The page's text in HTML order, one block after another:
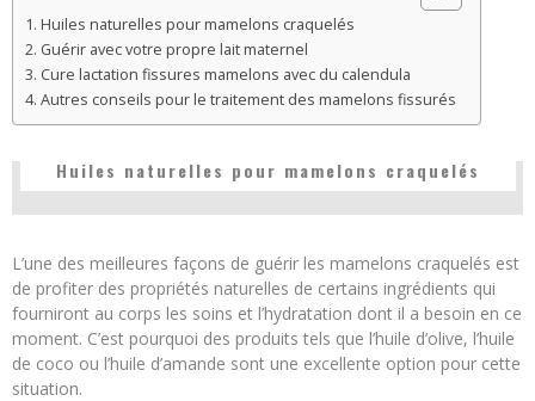
Huiles naturelles pour mamelons craquelés
Guérir avec votre propre lait maternel
Cure lactation fissures mamelons avec du calendula
Autres conseils pour le traitement des mamelons fissurés
Huiles naturelles pour mamelons craquelés
L’une des meilleures façons de guérir les mamelons craquelés est
de profiter des propriétés naturelles de certains ingrédients qui
fourniront au corps les soins et l’hydratation dont il a besoin en ce
moment. C’est pourquoi des produits tels que l’huile d’olive, l’huile
de coco ou l’huile d’amande sont une excellente option pour cette
situation.